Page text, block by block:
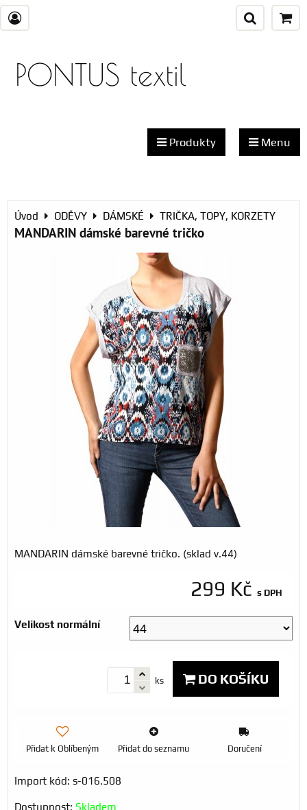
PONTUS textil
Produkty Menu
Úvod ODĚVY DÁMSKÉ TRIČKA, TOPY, KORZETY
MANDARIN dámské barevné tričko
MANDARIN dámské barevné tričko. (sklad v.44)
299 Kč s DPH
Velikost normální
ks DO KOŠÍKU
Přidat k Oblíbeným Přidat do seznamu Doručení
Import kód: s-016.508
Dostupnost: Skladem